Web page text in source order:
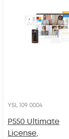
YSL 109 0004
P550 Ultimate
License,